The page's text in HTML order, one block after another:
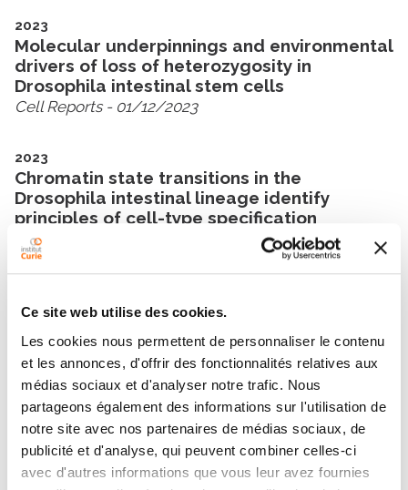
Ce site web utilise des cookies.
Les cookies nous permettent de personnaliser le contenu
et les annonces, d'offrir des fonctionnalités relatives aux
médias sociaux et d'analyser notre trafic. Nous
partageons également des informations sur l'utilisation de
notre site avec nos partenaires de médias sociaux, de
publicité et d'analyse, qui peuvent combiner celles-ci
avec d'autres informations que vous leur avez fournies
2023
Molecular underpinnings and environmental
drivers of loss of heterozygosity in
Drosophila intestinal stem cells
Cell Reports- 01/12/2023
2023
Chromatin state transitions in the
Drosophila intestinal lineage identify
principles of cell-type specification
Developmental Cell
Contact SPYRIDON
ROUMELIOTIS
Contact me by phone or by filling in the form below